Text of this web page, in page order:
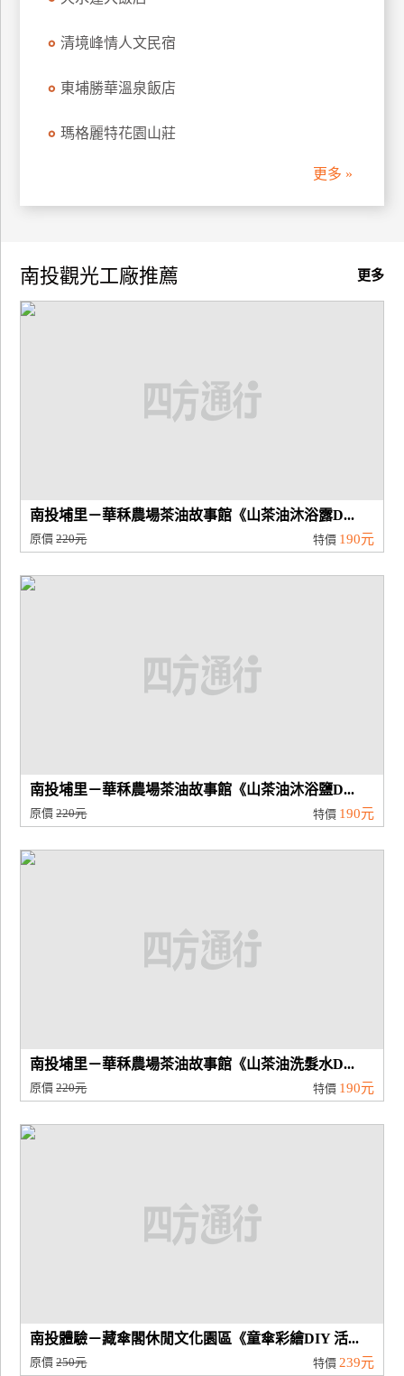
計
品
清境峰情人文民宿
東埔勝華溫泉飯店
瑪格麗特花園山莊
更多 »
更多
南投觀光工廠推薦
南投埔里－華秝農場茶油故事館《山茶油沐浴露D...
原價220元 特價 190元
南投埔里－華秝農場茶油故事館《山茶油沐浴鹽D...
原價220元 特價 190元
南投埔里－華秝農場茶油故事館《山茶油洗髮水D...
原價220元 特價 190元
南投體驗－藏傘閣休閒文化園區《童傘彩繪DIY 活...
原價250元 特價 239元